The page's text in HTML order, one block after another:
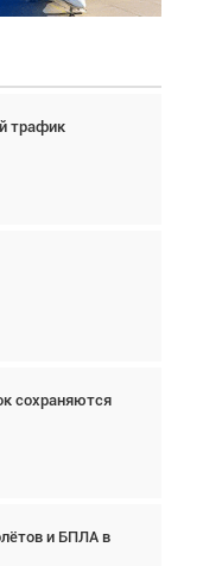
трафик
сохраняются
и БПЛА в
и БПЛА в
«Фотография
трафик
к